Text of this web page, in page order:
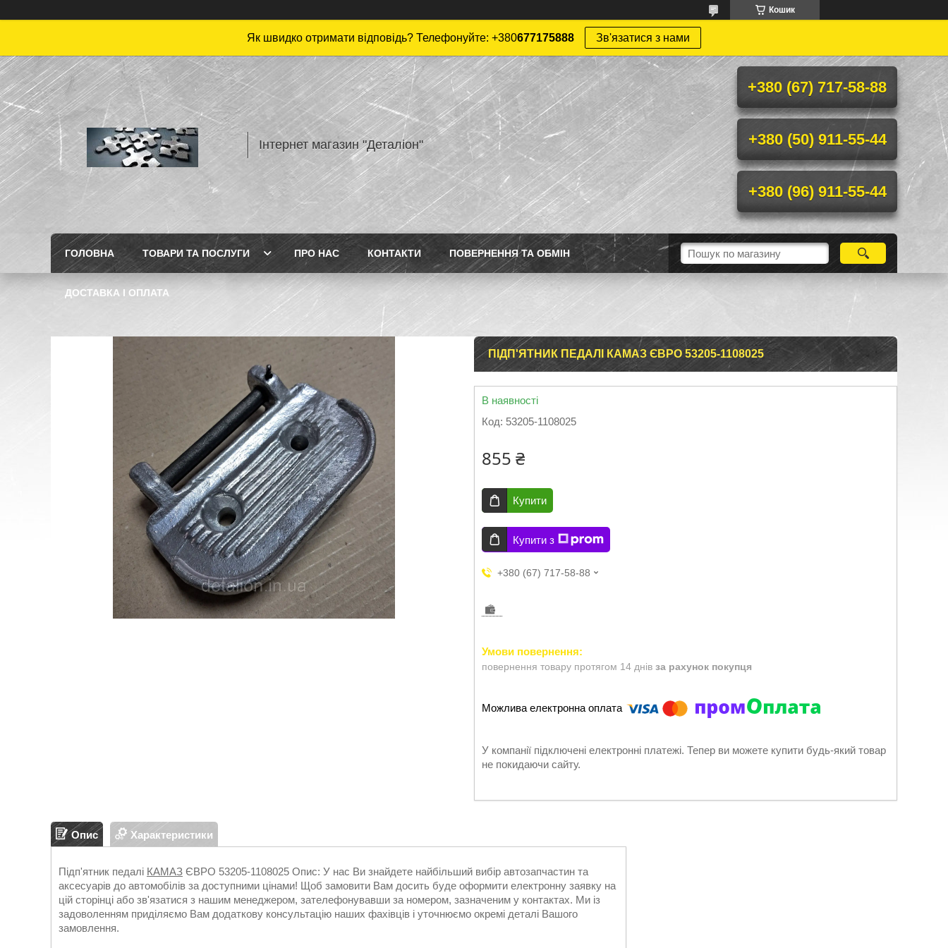
Кошик
Як швидко отримати відповідь? Телефонуйте: +380677175888 Зв'язатися з нами
Інтернет магазин "Деталіон"
+380 (67) 717-58-88
+380 (50) 911-55-44
+380 (96) 911-55-44
ГОЛОВНА ТОВАРИ ТА ПОСЛУГИ ПРО НАС КОНТАКТИ ПОВЕРНЕННЯ ТА ОБМІН
ДОСТАВКА І ОПЛАТА
ПІДП'ЯТНИК ПЕДАЛІ КАМАЗ ЄВРО 53205-1108025
В наявності
Код: 53205-1108025
855 ₴
Купити
Купити з
+380 (67) 717-58-88
повернення товару протягом 14 днів за рахунок покупця
У компанії підключені електронні платежі. Тепер ви можете купити будь-який товар
не покидаючи сайту.
Опис Характеристики
Підп'ятник педалі КАМАЗ ЄВРО 53205-1108025 Опис: У нас Ви знайдете найбільший вибір автозапчастин та
аксесуарів до автомобілів за доступними цінами! Щоб замовити Вам досить буде оформити електронну заявку на
цій сторінці або зв'язатися з нашим менеджером, зателефонувавши за номером, зазначеним у контактах. Ми із
задоволенням приділяємо Вам додаткову консультацію наших фахівців і уточнюємо окремі деталі Вашого
замовлення.